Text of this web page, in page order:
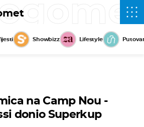
Showbizz Lifestyle
na Camp Nou -
donio Superkup